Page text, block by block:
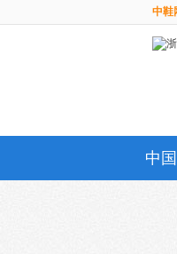
中鞋
中